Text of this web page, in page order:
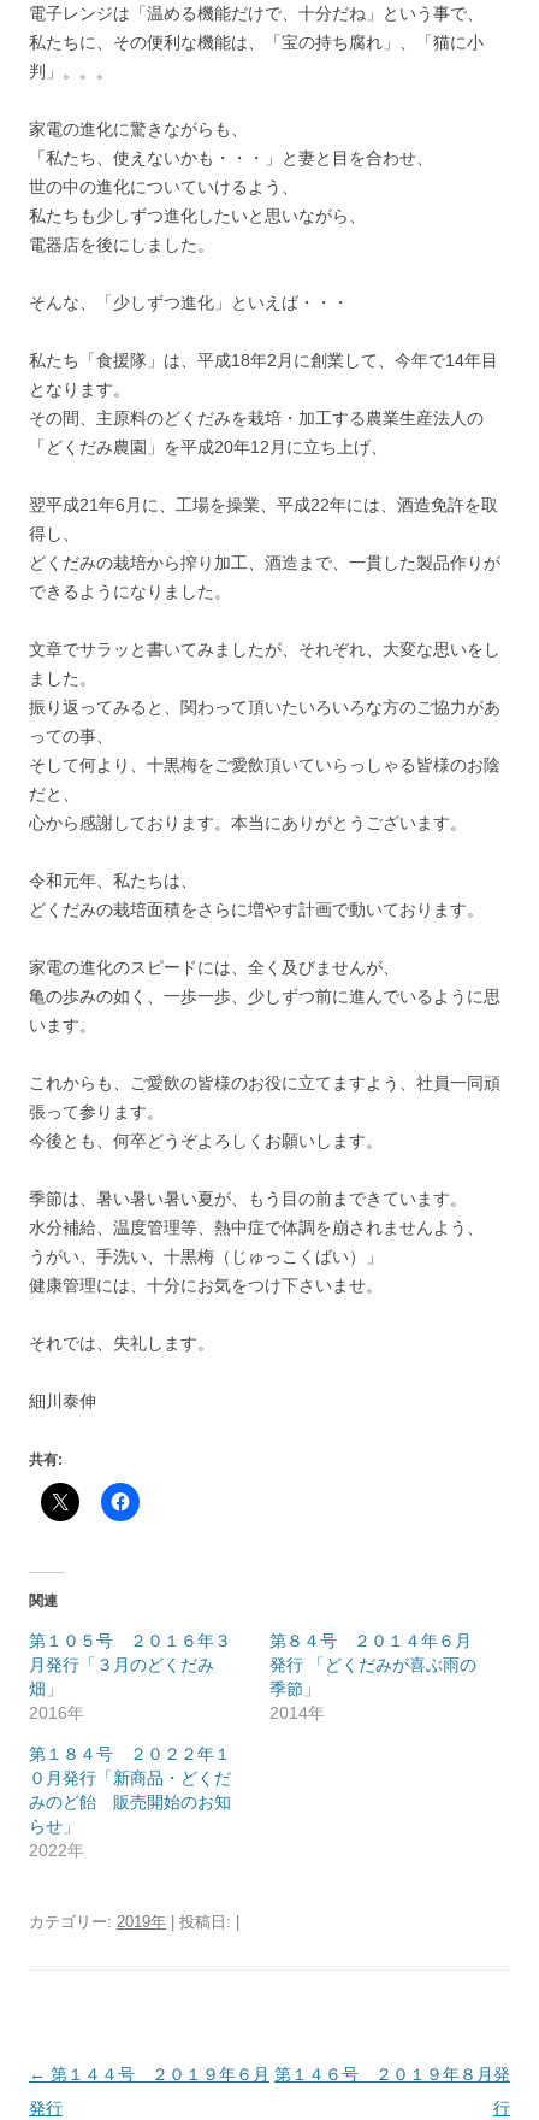
電子レンジは「温める機能だけで、十分だね」という事で、
私たちに、その便利な機能は、「宝の持ち腐れ」、「猫に小
判」。。。
家電の進化に驚きながらも、
「私たち、使えないかも・・・」と妻と目を合わせ、
世の中の進化についていけるよう、
私たちも少しずつ進化したいと思いながら、
電器店を後にしました。
そんな、「少しずつ進化」といえば・・・
私たち「食援隊」は、平成18年2月に創業して、今年で14年目
となります。
その間、主原料のどくだみを栽培・加工する農業生産法人の
「どくだみ農園」を平成20年12月に立ち上げ、
翌平成21年6月に、工場を操業、平成22年には、酒造免許を取
得し、
どくだみの栽培から搾り加工、酒造まで、一貫した製品作りが
できるようになりました。
文章でサラッと書いてみましたが、それぞれ、大変な思いをし
ました。
振り返ってみると、関わって頂いたいろいろな方のご協力があ
っての事、
そして何より、十黒梅をご愛飲頂いていらっしゃる皆様のお陰
だと、
心から感謝しております。本当にありがとうございます。
令和元年、私たちは、
どくだみの栽培面積をさらに増やす計画で動いております。
家電の進化のスピードには、全く及びませんが、
亀の歩みの如く、一歩一歩、少しずつ前に進んでいるように思
います。
これからも、ご愛飲の皆様のお役に立てますよう、社員一同頑
張って参ります。
今後とも、何卒どうぞよろしくお願いします。
季節は、暑い暑い暑い夏が、もう目の前まできています。
水分補給、温度管理等、熱中症で体調を崩されませんよう、
うがい、手洗い、十黒梅（じゅっこくばい）」
健康管理には、十分にお気をつけ下さいませ。
それでは、失礼します。
細川泰伸
共有:
関連
第１０５号 ２０１６年３
月発行「３月のどくだみ
畑」
2016年
第８４号 ２０１４年６月
発行 「どくだみが喜ぶ雨の
季節」
2014年
第１８４号 ２０２２年１
０月発行「新商品・どくだ
みのど飴 販売開始のお知
らせ」
2022年
カテゴリー: 2019年 | 投稿日:
投
稿
← 第１４４号 ２０１９年６月
発行
第１４６号 ２０１９年８月発
行